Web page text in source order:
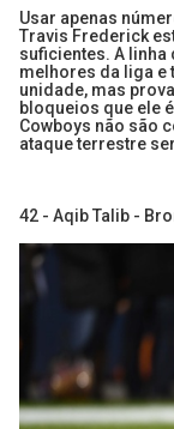
Usar apenas
Travis Frederick
suficientes. A linha
melhores da liga e
unidade, mas
bloqueios que ele
Cowboys não são
ataque terrestre
42 - Aqib Talib -